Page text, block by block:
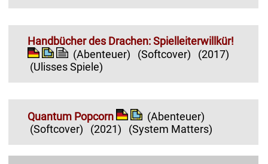
Handbücher des Drachen: Spielleiterwillkür!
(Abenteuer)
(Softcover)
(2017)
(Ulisses Spiele)
Quantum Popcorn
(Abenteuer)
(Softcover)
(2021) (System Matters)